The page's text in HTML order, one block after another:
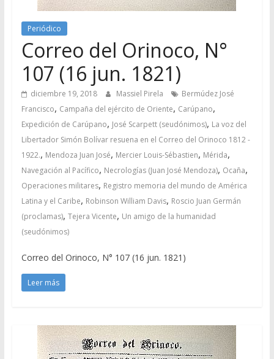
Periódico
Correo del Orinoco, N°
107 (16 jun. 1821)
diciembre 19, 2018 Massiel Pirela
Bermúdez José
Francisco, Campaña del ejército de Oriente, Carúpano,
Expedición de Carúpano, José Scarpett (seudónimos), La voz del
Libertador Simón Bolívar resuena en el Correo del Orinoco 1812 -
1922., Mendoza Juan José, Mercier Louis-Sébastien, Mérida,
Navegación al Pacífico, Necrologías (Juan José Mendoza), Ocaña,
Operaciones militares, Registro memoria del mundo de América
Latina y el Caribe, Robinson William Davis, Roscio Juan Germán
(proclamas), Tejera Vicente, Un amigo de la humanidad
(seudónimos)
Correo del Orinoco, N° 107 (16 jun. 1821)
Leer más